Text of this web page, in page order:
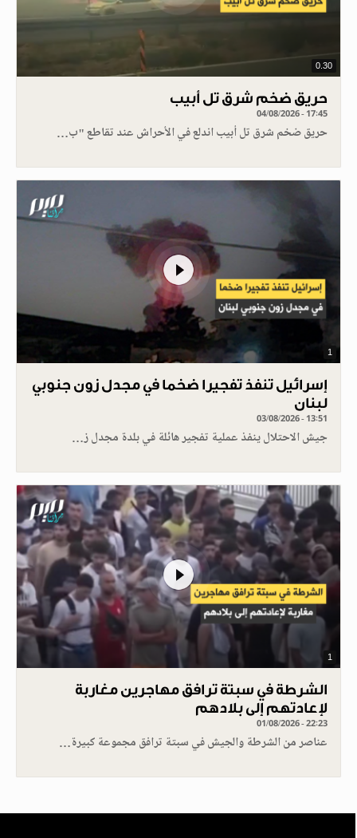
0.30
حريق ضخم شرق تل أبيب
04/08/2026 - 17:45
حريق ضخم شرق تل أبيب اندلع في الأحراش عند تقاطع "ب…
1
إسرائيل تنفذ تفجيرا ضخما في مجدل زون جنوبي
لبنان
03/08/2026 - 13:51
جيش الاحتلال ينفذ عملية تفجير هائلة في بلدة مجدل ز…
1
الشرطة في سبتة ترافق مهاجرين مغاربة
لإعادتهم إلى بلادهم
01/08/2026 - 22:23
عناصر من الشرطة والجيش في سبتة ترافق مجموعة كبيرة…